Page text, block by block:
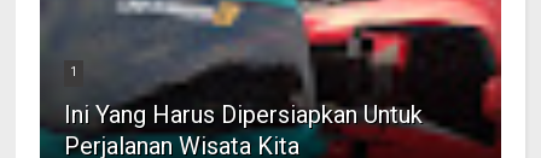
1
Ini Yang Harus Dipersiapkan Untuk
Perjalanan Wisata Kita